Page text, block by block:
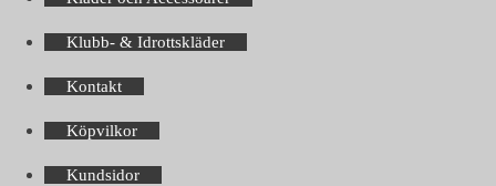
Klubb- & Idrottskläder
Kontakt
Köpvilkor
Kundsidor